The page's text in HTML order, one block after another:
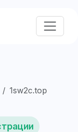
1sw2c.top